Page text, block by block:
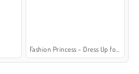
Fashion Princess - Dress Up for Girls